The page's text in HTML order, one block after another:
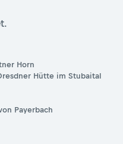
Horn
Hütte im Stubaital
Payerbach